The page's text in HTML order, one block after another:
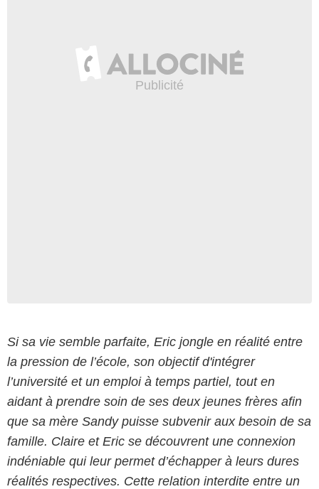
Si sa vie semble parfaite, Eric jongle en réalité entre
la pression de l’école, son objectif d'intégrer
l’université et un emploi à temps partiel, tout en
aidant à prendre soin de ses deux jeunes frères afin
que sa mère Sandy puisse subvenir aux besoin de sa
famille. Claire et Eric se découvrent une connexion
indéniable qui leur permet d’échapper à leurs dures
réalités respectives. Cette relation interdite entre un